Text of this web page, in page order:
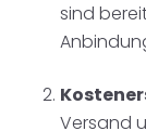
sind
Versand